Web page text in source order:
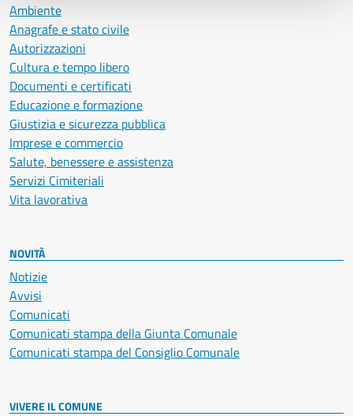
Ambiente
Anagrafe e stato civile
Autorizzazioni
Cultura e tempo libero
Documenti e certificati
Educazione e formazione
Giustizia e sicurezza pubblica
Imprese e commercio
Salute, benessere e assistenza
Servizi Cimiteriali
Vita lavorativa
NOVITÀ
Notizie
Avvisi
Comunicati
Comunicati stampa della Giunta Comunale
Comunicati stampa del Consiglio Comunale
VIVERE IL COMUNE